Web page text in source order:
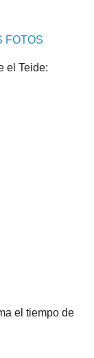
FOTOS
el Teide:
el tiempo de